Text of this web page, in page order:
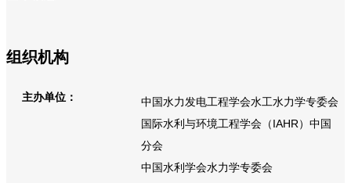
组织机构
主办单位：
中国水力发电工程学会水工水力学专委会
国际水利与环境工程学会（IAHR）中国
分会
中国水利学会水力学专委会